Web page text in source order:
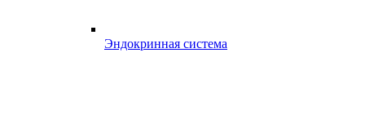
Эндокринная система